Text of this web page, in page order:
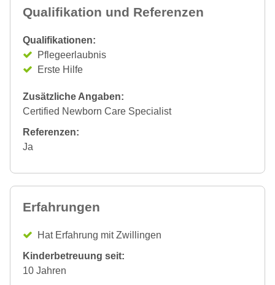
Qualifikation und Referenzen
Qualifikationen:
Pflegeerlaubnis
Erste Hilfe
Zusätzliche Angaben:
Certified Newborn Care Specialist
Referenzen:
Ja
Erfahrungen
Hat Erfahrung mit Zwillingen
Kinderbetreuung seit:
10 Jahren